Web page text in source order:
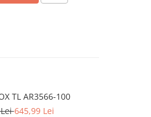
TL AR3566-100
645,99 Lei